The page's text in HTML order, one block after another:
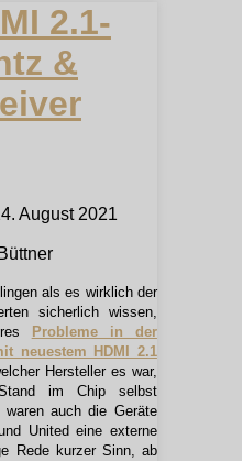
2.1-
&
August 2021
als es wirklich der
sicherlich wissen,
Probleme in der
neuestem HDMI 2.1
Hersteller es war,
im Chip selbst
waren auch die Geräte
United eine externe
Rede kurzer Sinn, ab